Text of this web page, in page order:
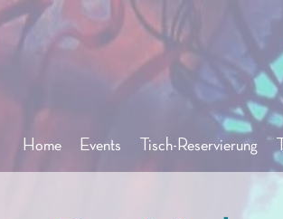
Home Events Tisch-Reservierung